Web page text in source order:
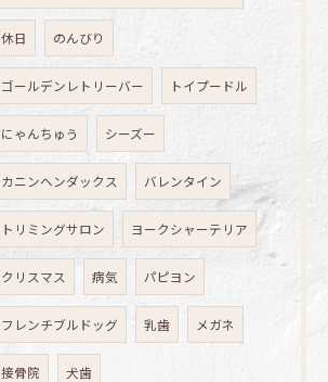
休日 のんびり
ゴールデンレトリーバー トイプードル
にゃんちゅう シーズー
カニンヘンダックス バレンタイン
トリミングサロン ヨークシャーテリア
クリスマス 病気 パピヨン
フレンチブルドッグ 乳歯 メガネ
接骨院 犬歯